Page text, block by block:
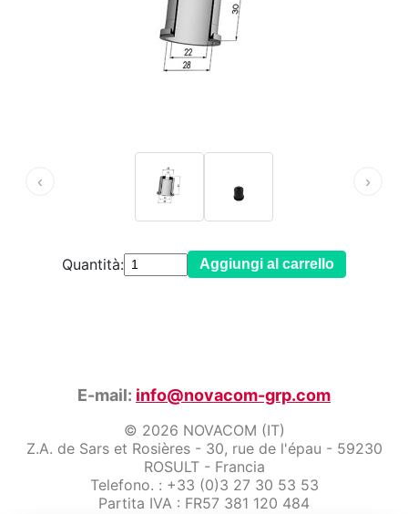
‹ ›
Quantità: Aggiungi al carrello
E-mail: info@novacom-grp.com
© 2026 NOVACOM (IT)
Z.A. de Sars et Rosières - 30, rue de l'épau - 59230
ROSULT - Francia
Telefono. : +33 (0)3 27 30 53 53
Partita IVA : FR57 381 120 484